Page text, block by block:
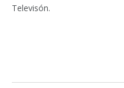
Televisón.